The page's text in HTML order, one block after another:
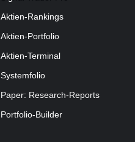
Aktien-Rankings
Aktien-Portfolio
Aktien-Terminal
Systemfolio
Paper: Research-Reports
Portfolio-Builder